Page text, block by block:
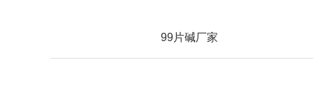
99片碱厂家